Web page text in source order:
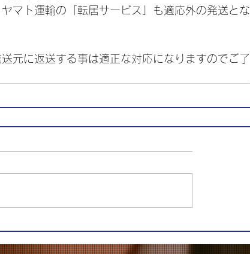
マト運輸の「転居サービス」も適応外の発送とな
元に返送する事は適正な対応になりますのでご了